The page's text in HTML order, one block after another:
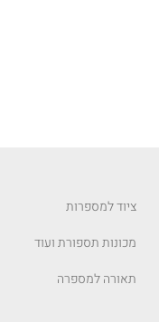
ציוד למספרות
מכונות תספורת ועוד
תאורה למספרה